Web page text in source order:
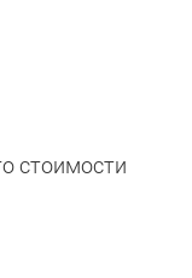
стоимости